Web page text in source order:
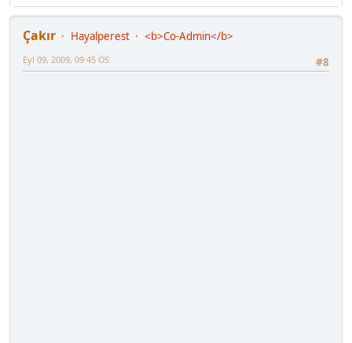
Çakır Hayalperest
<b>Co-Admin</b>
#8
Eyl 09, 2009, 09:45 ÖS